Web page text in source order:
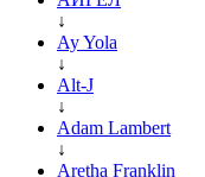
↓
Ay Yola
↓
Alt-J
↓
Adam Lambert
↓
Aretha Franklin